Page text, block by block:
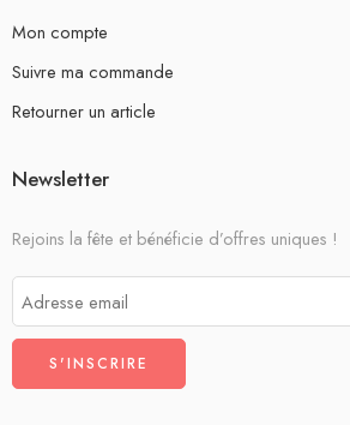
Mon compte
Suivre ma commande
Retourner un article
Newsletter
Rejoins la fête et bénéficie d’offres uniques !